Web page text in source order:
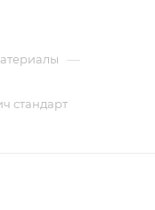
—
стандарт